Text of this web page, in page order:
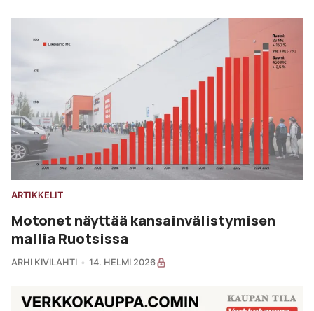
ARTIKKELIT
Motonet näyttää kansainvälistymisen
mallia Ruotsissa
ARHI KIVILAHTI 14. HELMI 2026